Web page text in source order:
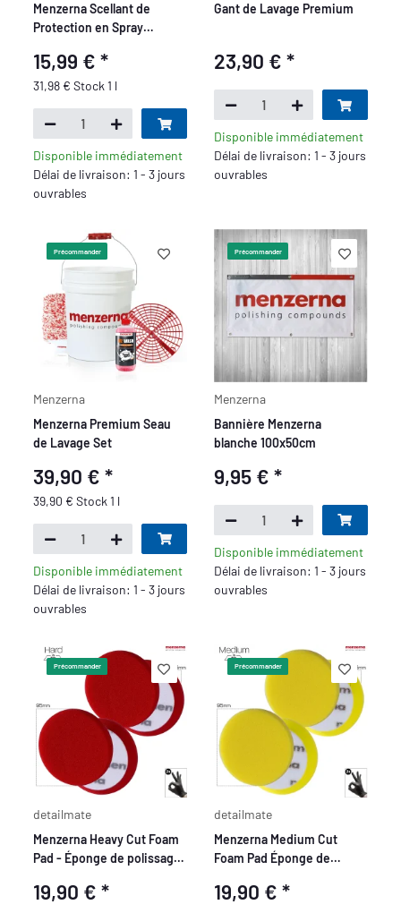
Menzerna Scellant de
Protection en Spray
15,99 €*
31,98 € Stock 1 l
Disponible immédiatement
Délai de livraison: 1 - 3 jours
ouvrables
Gant de Lavage Premium
23,90 € *
Disponible immédiatement
Délai de livraison: 1 - 3 jours
ouvrables
Précommander
Menzerna
Menzerna Premium Seau
de Lavage Set
39,90 €*
39,90 € Stock 1 l
Disponible immédiatement
Délai de livraison: 1 - 3 jours
ouvrables
Précommander
Menzerna
Bannière Menzerna
blanche 100x50cm
9,95 € *
Disponible immédiatement
Délai de livraison: 1 - 3 jours
ouvrables
Précommander
detailmate
Menzerna Heavy Cut Foam
Pad - Éponge de polissage
rouge - 2 pièces
19,90 €*
Précommander
detailmate
Menzerna Medium Cut
Foam Pad Éponge de
mm/3,5\
19,90 € *